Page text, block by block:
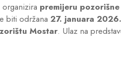
organizira premijeru pozorišne
biti održana 27. januara 2026.
Mostar. Ulaz na